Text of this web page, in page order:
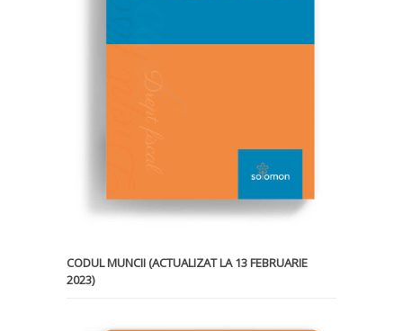
CODUL MUNCII (ACTUALIZAT LA 13 FEBRUARIE
2023)